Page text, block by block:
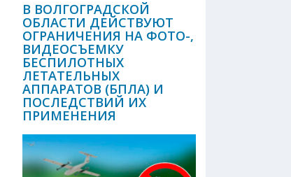
В ВОЛГОГРАДСКОЙ
ОБЛАСТИ ДЕЙСТВУЮТ
ОГРАНИЧЕНИЯ НА ФОТО-,
ВИДЕОСЪЕМКУ
БЕСПИЛОТНЫХ
ЛЕТАТЕЛЬНЫХ
АППАРАТОВ (БПЛА) И
ПОСЛЕДСТВИЙ ИХ
ПРИМЕНЕНИЯ